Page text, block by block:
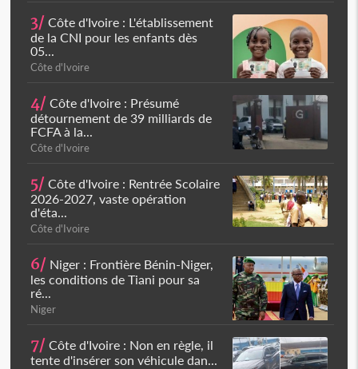
3/ Côte d'Ivoire : L'établissement
de la CNI pour les enfants dès
05...
Côte d'Ivoire
4/ Côte d'Ivoire : Présumé
détournement de 39 milliards de
FCFA à la...
Côte d'Ivoire
5/ Côte d'Ivoire : Rentrée Scolaire
2026-2027, vaste opération
d'éta...
Côte d'Ivoire
6/ Niger : Frontière Bénin-Niger,
les conditions de Tiani pour sa
ré...
Niger
7/ Côte d'Ivoire : Non en règle, il
tente d'insérer son véhicule dan...